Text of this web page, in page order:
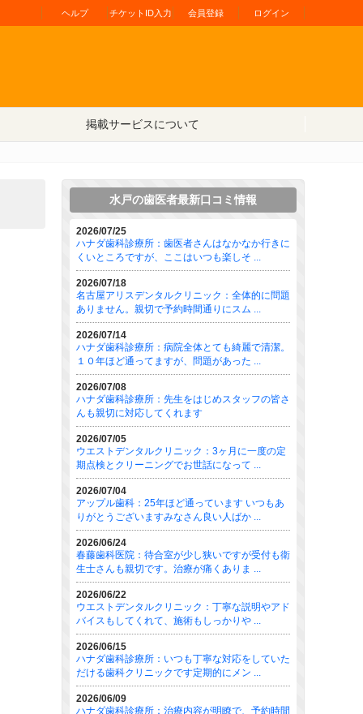
ヘルプ チケットID入力 会員登録 ログイン
掲載サービスについて
水戸の歯医者最新口コミ情報
2026/07/25
ハナダ歯科診療所：歯医者さんはなかなか行きに
くいところですが、ここはいつも楽しそ ...
2026/07/18
名古屋アリスデンタルクリニック：全体的に問題
ありません。親切で予約時間通りにスム ...
2026/07/14
ハナダ歯科診療所：病院全体とても綺麗で清潔。
１０年ほど通ってますが、問題があった ...
2026/07/08
ハナダ歯科診療所：先生をはじめスタッフの皆さ
んも親切に対応してくれます
2026/07/05
ウエストデンタルクリニック：3ヶ月に一度の定
期点検とクリーニングでお世話になって ...
2026/07/04
アップル歯科：25年ほど通っています いつもあ
りがとうございますみなさん良い人ばか ...
2026/06/24
春藤歯科医院：待合室が少し狭いですが受付も衛
生士さんも親切です。治療が痛くありま ...
2026/06/22
ウエストデンタルクリニック：丁寧な説明やアド
バイスもしてくれて、施術もしっかりや ...
2026/06/15
ハナダ歯科診療所：いつも丁寧な対応をしていた
だける歯科クリニックです定期的にメン ...
2026/06/09
ハナダ歯科診療所：治療内容が明瞭で、予約時間